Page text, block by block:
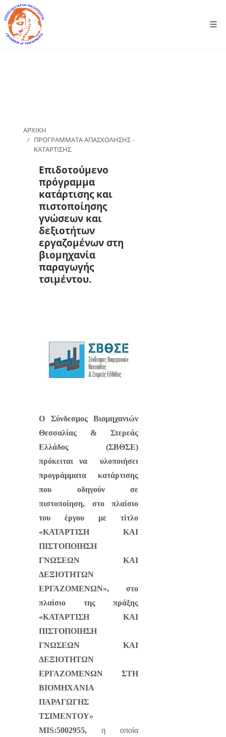
ΑΡΧΙΚΗ
ΠΡΟΓΡΑΜΜΑΤΑ ΑΠΑΣΧΟΛΗΣΗΣ -
ΚΑΤΑΡΤΙΣΗΣ
Επιδοτούμενο
πρόγραμμα
κατάρτισης και
πιστοποίησης
γνώσεων και
δεξιοτήτων
εργαζομένων στη
βιομηχανία
παραγωγής
τσιμέντου.
Ο Σύνδεσμος Βιομηχανιών
Θεσσαλίας & Στερεάς
Ελλάδος (ΣΒΘΣΕ)
πρόκειται να υλοποιήσει
προγράμματα κατάρτισης
που οδηγούν σε
πιστοποίηση, στο πλαίσιο
του έργου με τίτλο
«ΚΑΤΑΡΤΙΣΗ ΚΑΙ
ΠΙΣΤΟΠΟΙΗΣΗ
ΓΝΩΣΕΩΝ ΚΑΙ
ΔΕΞΙΟΤΗΤΩΝ
ΕΡΓΑΖΟΜΕΝΩΝ», στο
πλαίσιο της πράξης
«ΚΑΤΑΡΤΙΣΗ ΚΑΙ
ΠΙΣΤΟΠΟΙΗΣΗ
ΓΝΩΣΕΩΝ ΚΑΙ
ΔΕΞΙΟΤΗΤΩΝ
ΕΡΓΑΖΟΜΕΝΩΝ ΣΤΗ
BΙΟΜΗΧΑΝΙΑ
ΠΑΡΑΓΩΓΗΣ
ΤΣΙΜΕΝΤΟΥ»
MIS:5002955,η οποία